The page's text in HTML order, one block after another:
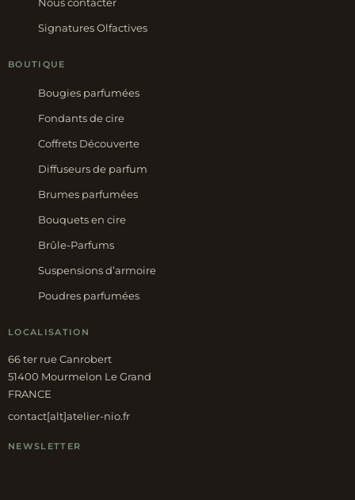
Signatures Olfactives
BOUTIQUE
Bougies parfumées
Fondants de cire
Coffrets Découverte
Diffuseurs de parfum
Brumes parfumées
Bouquets en cire
Brûle-Parfums
Suspensions d’armoire
Poudres parfumées
LOCALISATION
66 ter rue Canrobert
51400 Mourmelon Le Grand
FRANCE
contact[alt]atelier-nio.fr
NEWSLETTER